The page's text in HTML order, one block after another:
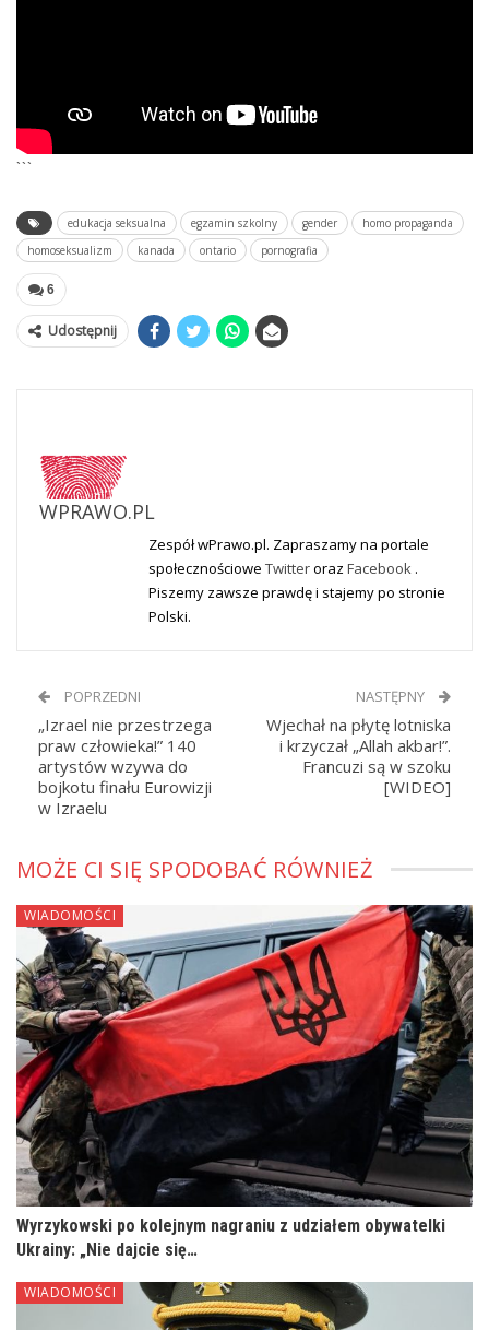
```
edukacja seksualna egzamin szkolny gender
homo propaganda
homoseksualizm
kanada ontario pornografia
6
Udostępnij
WPRAWO.PL
Zespół wPrawo.pl. Zapraszamy na portale
społecznościowe Twitteroraz Facebook .
Piszemy zawsze prawdę i stajemy po stronie
Polski.
POPRZEDNI
„Izrael nie przestrzega
praw człowieka!” 140
artystów wzywa do
bojkotu finału Eurowizji
w Izraelu
NASTĘPNY
Wjechał na płytę lotniska
i krzyczał „Allah akbar!”.
Francuzi są w szoku
[WIDEO]
MOŻE CI SIĘ SPODOBAĆ RÓWNIEŻ
WIADOMOŚCI
Wyrzykowski po kolejnym nagraniu z udziałem obywatelki
Ukrainy: „Nie dajcie się…
WIADOMOŚCI